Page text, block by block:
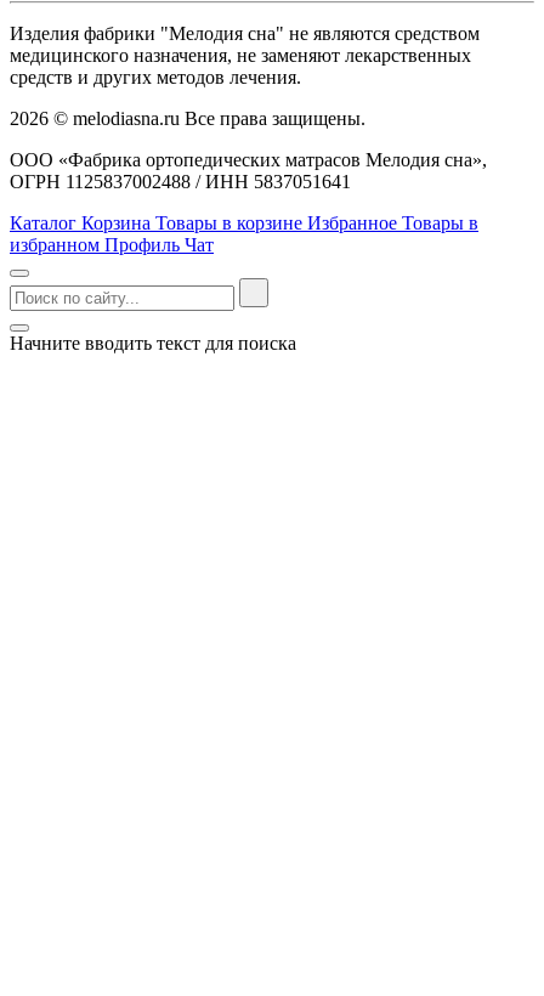
Изделия фабрики "Мелодия сна" не являются средством
медицинского назначения, не заменяют лекарственных
средств и других методов лечения.
2026 © melodiasna.ru Все права защищены.
ООО «Фабрика ортопедических матрасов Мелодия сна»,
ОГРН 1125837002488 / ИНН 5837051641
Каталог Корзина Товары в корзине Избранное Товары в
избранном Профиль Чат
Начните вводить текст для поиска